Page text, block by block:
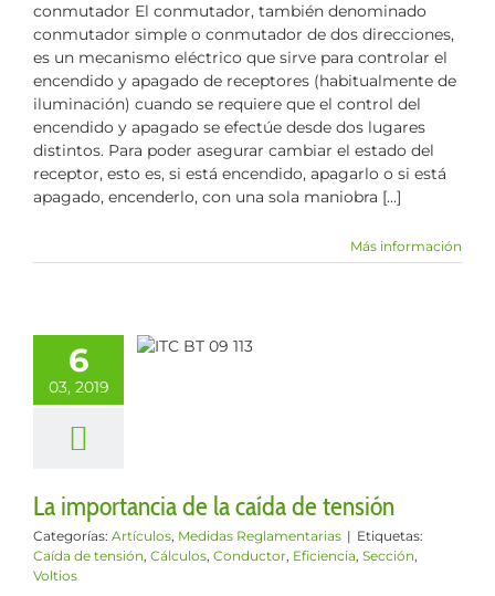
conmutador El conmutador, también denominado
conmutador simple o conmutador de dos direcciones,
es un mecanismo eléctrico que sirve para controlar el
encendido y apagado de receptores (habitualmente de
iluminación) cuando se requiere que el control del
encendido y apagado se efectúe desde dos lugares
distintos. Para poder asegurar cambiar el estado del
receptor, esto es, si está encendido, apagarlo o si está
apagado, encenderlo, con una sola maniobra [...]
Más información
6
03, 2019
de la
de tensión
Medidas
La importancia de la caída de tensión
Categorías: Artículos, Medidas Reglamentarias | Etiquetas:
Caída de tensión, Cálculos, Conductor, Eficiencia, Sección,
Voltios